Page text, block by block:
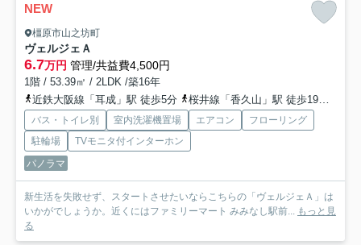
NEW
橿原市山之坊町
ヴェルジェＡ
6.7万円 管理/共益費4,500円
1階 / 53.39㎡ / 2LDK /築16年
近鉄大阪線「耳成」駅 徒歩5分
桜井線「香久山」駅 徒歩19分
バス・トイレ別 室内洗濯機置場 エアコン
フローリング
駐輪場
TVモニタ付インターホン
パノラマ
新生活を失敗せず、スタートさせたいならこちらの「ヴェルジェＡ」は
いかがでしょうか。近くにはファミリーマート みみなし駅前...
もっと見
る